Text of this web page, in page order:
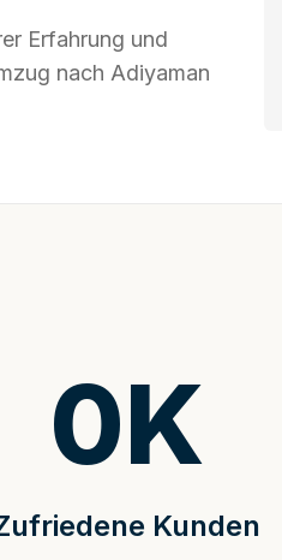
Erfahrung und
nach Adiyaman
Kunden
0K